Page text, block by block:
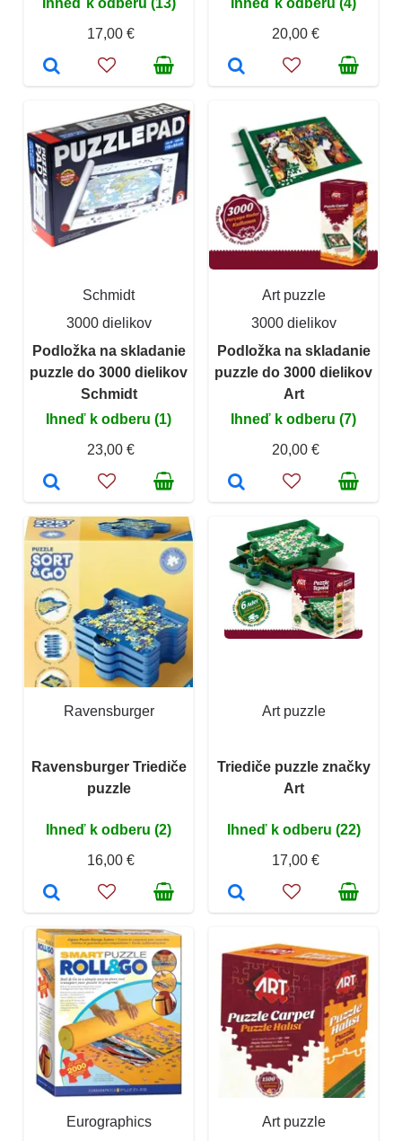
Ihneď k odberu (13)
17,00 €
Ihneď k odberu (4)
20,00 €
Schmidt
3000 dielikov
Podložka na skladanie
puzzle do 3000 dielikov
Schmidt
Ihneď k odberu (1)
23,00 €
Art puzzle
3000 dielikov
Podložka na skladanie
puzzle do 3000 dielikov
Art
Ihneď k odberu (7)
20,00 €
Ravensburger
Ravensburger Triediče
puzzle
Ihneď k odberu (2)
16,00 €
Art puzzle
Triediče puzzle značky
Art
Ihneď k odberu (22)
17,00 €
Eurographics
Art puzzle